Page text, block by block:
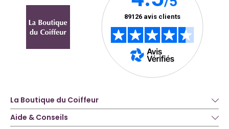
La Boutique du Coiffeur
Aide & Conseils